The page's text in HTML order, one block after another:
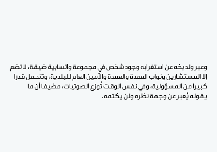
وعبر ولد بخه عن استغرابه وجود شخص في مجموعة واتسابية ضيقة، لا تضم
إلا المستشارين ونواب العمدة والعمدة والأمين العام للبلدية، وتتحمل قدرا
كبيرا من المسؤولية، وفي نفس الوقت تُوزع الصوتيات، مضيفا أن ما
يقوله يُعبر عن وجهة نظره ولن يكتمه.